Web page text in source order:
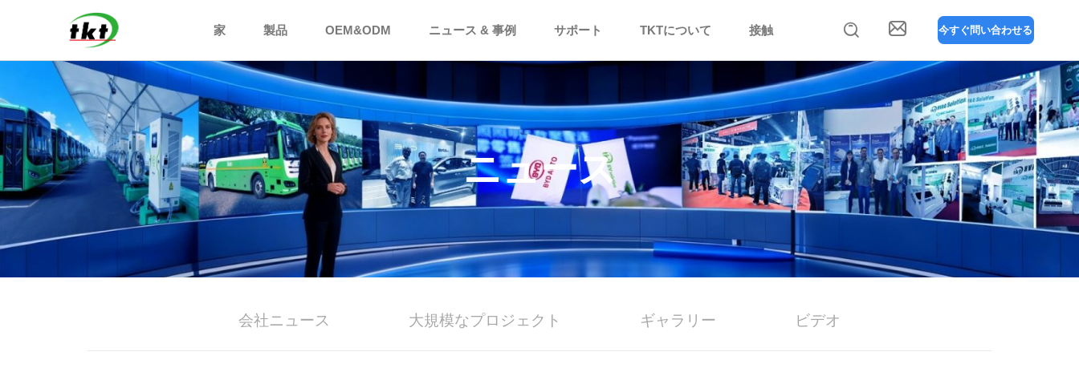
家 製品 OEM&ODM ニュース & 事例 サポート TKTについて 接触   今すぐ問い合わせる
ニュース
会社ニュース 大規模なプロジェクト ギャラリー ビデオ